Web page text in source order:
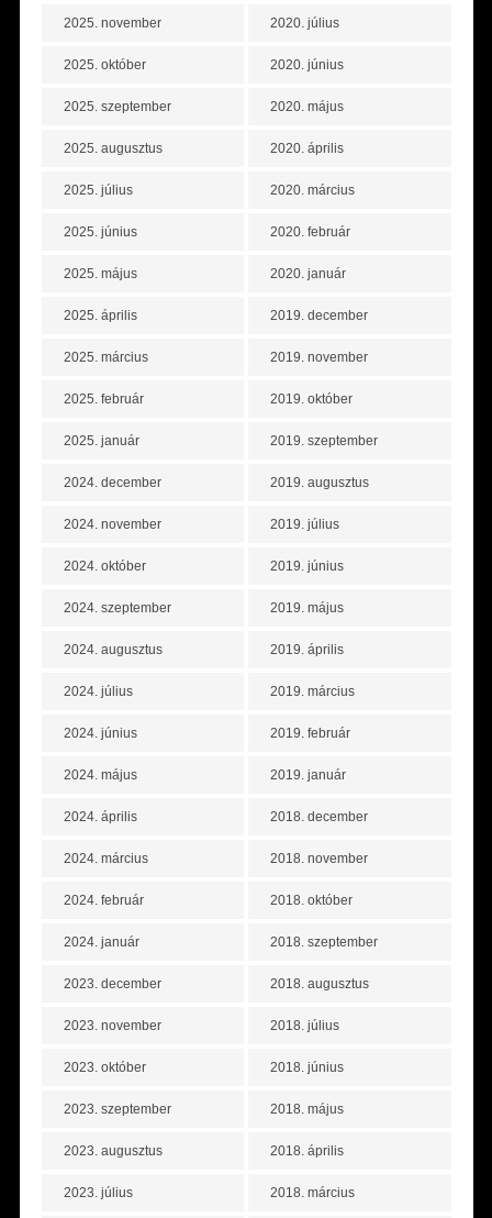
2025. november
2025. október
2025. szeptember
2025. augusztus
2025. július
2025. június
2025. május
2025. április
2025. március
2025. február
2025. január
2024. december
2024. november
2024. október
2024. szeptember
2024. augusztus
2024. július
2024. június
2024. május
2024. április
2024. március
2024. február
2024. január
2023. december
2023. november
2023. október
2023. szeptember
2023. augusztus
2023. július
2020. július
2020. június
2020. május
2020. április
2020. március
2020. február
2020. január
2019. december
2019. november
2019. október
2019. szeptember
2019. augusztus
2019. július
2019. június
2019. május
2019. április
2019. március
2019. február
2019. január
2018. december
2018. november
2018. október
2018. szeptember
2018. augusztus
2018. július
2018. június
2018. május
2018. április
2018. március